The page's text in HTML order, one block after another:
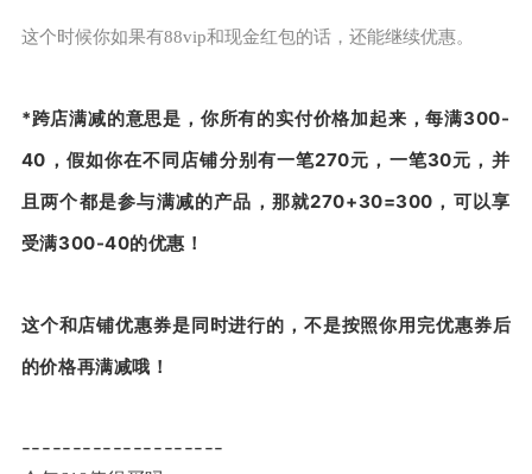
这个时候你如果有88vip和现金红包的话，还能继续优惠。
*跨店满减的意思是，你所有的实付价格加起来，每满300-
40，假如你在不同店铺分别有一笔270元，一笔30元，并
且两个都是参与满减的产品，那就270+30=300，可以享
受满300-40的优惠！
这个和店铺优惠券是同时进行的，不是按照你用完优惠券后
的价格再满减哦！
--------------------